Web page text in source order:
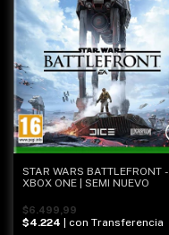
STAR WARS BATTLEFRONT -
XBOX ONE | SEMI NUEVO
$6.499,99
$4.224
| con Transferencia